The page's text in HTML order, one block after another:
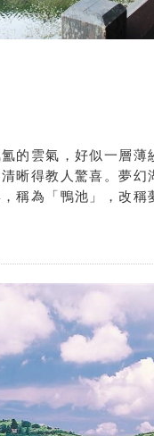
的雲氣，好似一層薄
晰得教人驚喜。夢幻
稱為「鴨池」，改